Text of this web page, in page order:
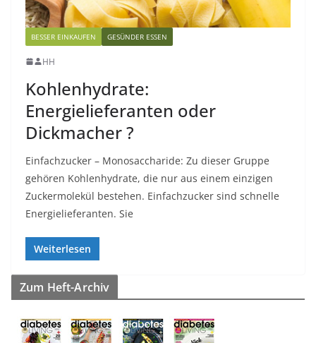
BESSER EINKAUFEN GESÜNDER ESSEN
HH
Kohlenhydrate:
Energielieferanten oder
Dickmacher ?
Einfachzucker – Monosaccharide: Zu dieser Gruppe
gehören Kohlenhydrate, die nur aus einem einzigen
Zuckermolekül bestehen. Einfachzucker sind schnelle
Energielieferanten. Sie
Weiterlesen
Zum Heft-Archiv